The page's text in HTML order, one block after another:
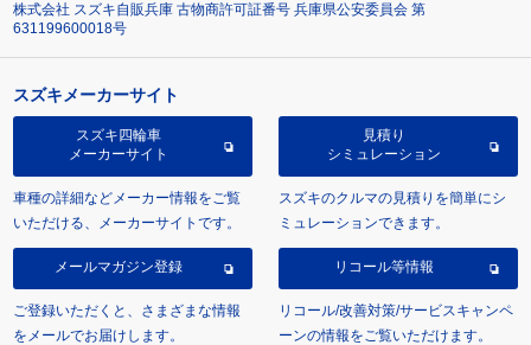
株式会社 スズキ自販兵庫 古物商許可証番号 兵庫県公安委員会 第
631199600018号
スズキメーカーサイト
スズキ四輪車
メーカーサイト
車種の詳細などメーカー情報をご覧
いただける、メーカーサイトです。
見積り
シミュレーション
スズキのクルマの見積りを簡単にシ
ミュレーションできます。
メールマガジン登録
ご登録いただくと、さまざまな情報
をメールでお届けします。
リコール等情報
リコール/改善対策/サービスキャンペ
ーンの情報をご覧いただけます。